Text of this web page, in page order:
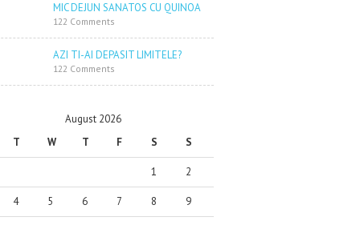
MIC DEJUN SANATOS CU QUINOA
122 Comments
AZI TI-AI DEPASIT LIMITELE?
122 Comments
August 2026
T
W T F S S
1 2
4 5 6 7 8 9